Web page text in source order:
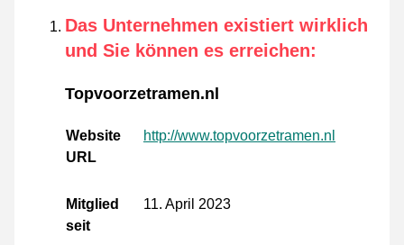
Das Unternehmen existiert wirklich
und Sie können es erreichen:
Topvoorzetramen.nl
Website
URL
http://www.topvoorzetramen.nl
Mitglied
seit
11. April 2023